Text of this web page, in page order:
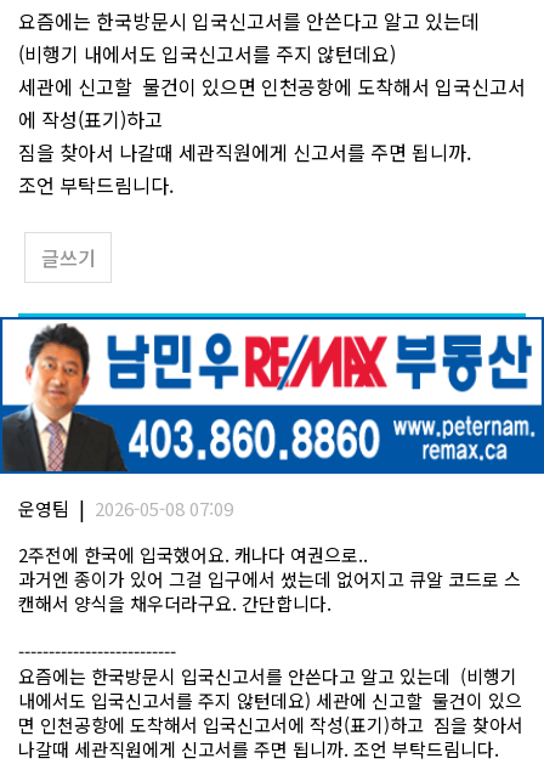
요즘에는 한국방문시 입국신고서를 안쓴다고 알고 있는데
(비행기 내에서도 입국신고서를 주지 않턴데요)
세관에 신고할 물건이 있으면 인천공항에 도착해서 입국신고서
에 작성(표기)하고
짐을 찾아서 나갈때 세관직원에게 신고서를 주면 됩니까.
조언 부탁드림니다.
글쓰기
운영팀 | 2026-05-08 07:09
2주전에 한국에 입국했어요. 캐나다 여권으로..
과거엔 종이가 있어 그걸 입구에서 썼는데 없어지고 큐알 코드로 스
캔해서 양식을 채우더라구요. 간단합니다.
--------------------------
요즘에는 한국방문시 입국신고서를 안쓴다고 알고 있는데 (비행기
내에서도 입국신고서를 주지 않턴데요) 세관에 신고할 물건이 있으
면 인천공항에 도착해서 입국신고서에 작성(표기)하고 짐을 찾아서
나갈때 세관직원에게 신고서를 주면 됩니까. 조언 부탁드림니다.